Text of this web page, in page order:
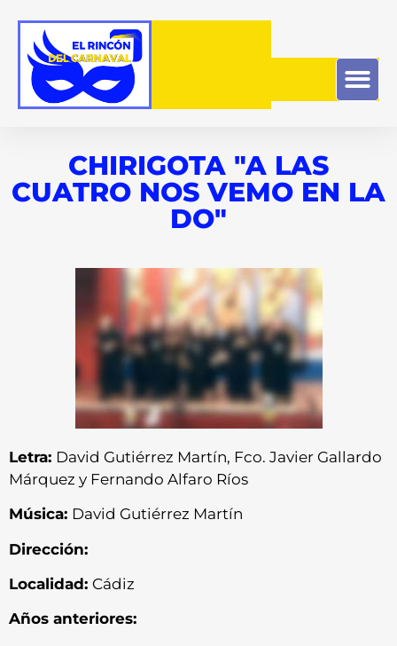
CHIRIGOTA "A LAS
CUATRO NOS VEMO EN LA
DO"
Letra: David Gutiérrez Martín, Fco. Javier Gallardo
Márquez y Fernando Alfaro Ríos
Música: David Gutiérrez Martín
Dirección:
Localidad: Cádiz
Años anteriores: